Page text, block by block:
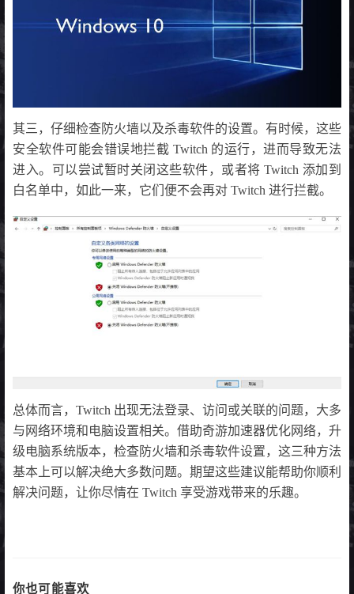
其三，仔细检查防火墙以及杀毒软件的设置。有时候，这些
安全软件可能会错误地拦截 Twitch 的运行，进而导致无法
进入。可以尝试暂时关闭这些软件，或者将 Twitch 添加到
白名单中，如此一来，它们便不会再对 Twitch 进行拦截。
总体而言，Twitch 出现无法登录、访问或关联的问题，大多
与网络环境和电脑设置相关。借助奇游加速器优化网络，升
级电脑系统版本，检查防火墙和杀毒软件设置，这三种方法
基本上可以解决绝大多数问题。期望这些建议能帮助你顺利
解决问题，让你尽情在 Twitch 享受游戏带来的乐趣。
你也可能喜欢